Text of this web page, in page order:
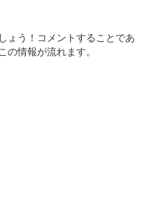
ょう！ コメントすることであ
の情報が流れます。